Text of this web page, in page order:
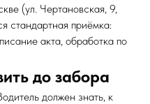
(ул. Чертановская, 9,
стандартная приёмка:
акта, обработка по
до забора
должен знать, к